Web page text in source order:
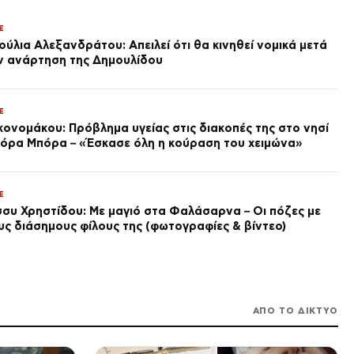
περιοχές με τις περισσότερες
VIRAL
SPORTS
Φώτης Ιωαννίδης προορίζεται
TRAVEL
Amadeus: Πρωταγωνιστής και
αυτό το καλοκαίρι ο ελληνικός
διασύνδεση Ελλάδας–Κύπρου
ενισχύει τον στρατηγικό ρόλο
Αλεξανδράτου: Απειλεί ότι θα κινηθεί νομικά μετά
ανάρτηση της Δημουλίδου
Πρόβλημα υγείας στις διακοπές της στο νησί
Μπόρα – «Έσκασε όλη η κούραση του χειμώνα»
Χρηστίδου: Με μαγιό στα Φαλάσαρνα – Οι πόζες με
διάσημους φίλους της (φωτογραφίες & βίντεο)
ΑΠΟ ΤΟ ΔΙΚΤΥΟ